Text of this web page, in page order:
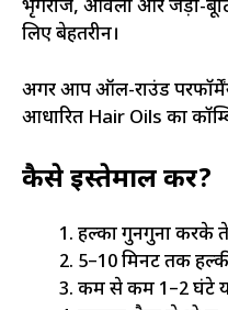
भृंगराज, आंवला और जड़ी-
लिए बेहतरीन।
अगर आप ऑल-राउंड
आधारित Hair Oils का
कैसे इस्तेमाल करें?
हल्का गुनगुना करके
5–10 मिनट तक
कम से कम 1–2 घंटे